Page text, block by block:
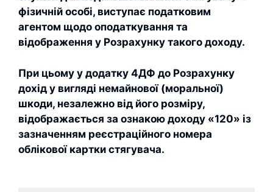
фізичній особі, виступає податковим
агентом щодо оподаткування та
відображення у Розрахунку такого доходу.
При цьому у додатку 4ДФ до Розрахунку
дохід у вигляді немайнової (моральної)
шкоди, незалежно від його розміру,
відображається за ознакою доходу «120» із
зазначенням реєстраційного номера
облікової картки стягувача.